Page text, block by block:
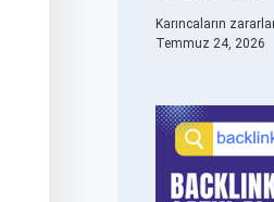
Karıncaların
Temmuz 24, 2026